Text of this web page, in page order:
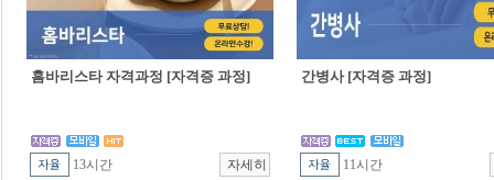
홈바리스타 자격과정 [자격증 과정]
13시간
간병사 [자격증 과정]
11시간